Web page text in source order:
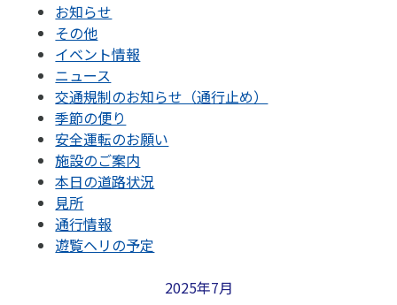
お知らせ
その他
イベント情報
ニュース
交通規制のお知らせ（通行止め）
季節の便り
安全運転のお願い
施設のご案内
本日の道路状況
見所
通行情報
遊覧ヘリの予定
2025年7月